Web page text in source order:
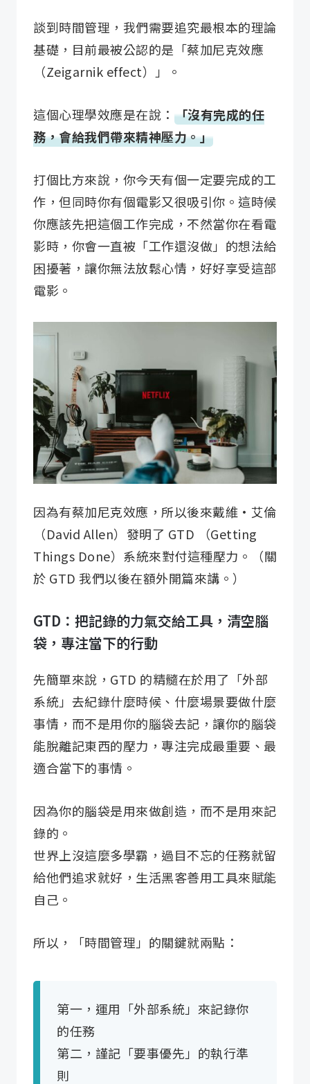
談到時間管理，我們需要追究最根本的理論
基礎，目前最被公認的是「蔡加尼克效應
（Zeigarnik effect）」。
這個心理學效應是在說： 「沒有完成的任
務，會給我們帶來精神壓力。」
打個比方來說，你今天有個一定要完成的工
作，但同時你有個電影又很吸引你。這時候
你應該先把這個工作完成，不然當你在看電
影時，你會一直被「工作還沒做」的想法給
困擾著，讓你無法放鬆心情，好好享受這部
電影。
因為有蔡加尼克效應，所以後來戴維·艾倫
（David Allen）發明了 GTD （Getting
Things Done）系統來對付這種壓力。（關
於 GTD 我們以後在額外開篇來講。）
GTD：把記錄的力氣交給工具，清空腦
袋，專注當下的行動
先簡單來說，GTD 的精髓在於用了「外部
系統」去紀錄什麼時候、什麼場景要做什麼
事情，而不是用你的腦袋去記，讓你的腦袋
能脫離記東西的壓力，專注完成最重要、最
適合當下的事情。
因為你的腦袋是用來做創造，而不是用來記
錄的。
世界上沒這麼多學霸，過目不忘的任務就留
給他們追求就好，生活黑客善用工具來賦能
自己。
所以，「時間管理」的關鍵就兩點：
第一，運用「外部系統」來記錄你
的任務
第二，謹記「要事優先」的執行準
則